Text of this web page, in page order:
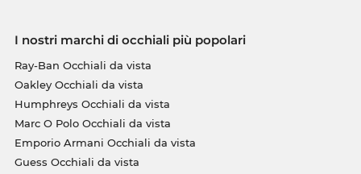
I nostri marchi di occhiali più popolari
Ray-Ban Occhiali da vista
Oakley Occhiali da vista
Humphreys Occhiali da vista
Marc O Polo Occhiali da vista
Emporio Armani Occhiali da vista
Guess Occhiali da vista